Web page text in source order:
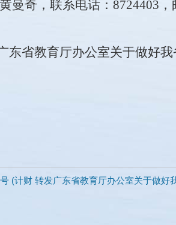
曼奇 ， 联系电话：8724403，
东省教育厅办公室关于做好我
(计财 转发广东省教育厅办公室关于做